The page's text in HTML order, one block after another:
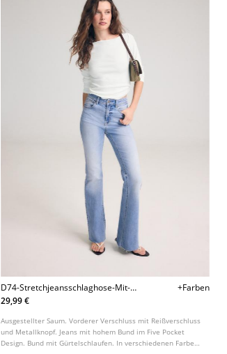
D74-Stretchjeansschlaghose-Mit-
Schlitz
+Farben
29,99 €
Ausgestellter Saum. Vorderer Verschluss mit Reißverschluss
und Metallknopf. Jeans mit hohem Bund im Five Pocket
Design. Bund mit Gürtelschlaufen. In verschiedenen Farben